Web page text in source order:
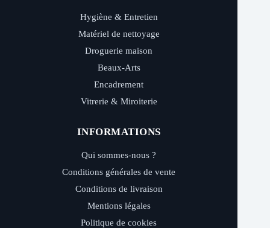
Hygiène & Entretien
Matériel de nettoyage
Droguerie maison
Beaux-Arts
Encadrement
Vitrerie & Miroiterie
INFORMATIONS
Qui sommes-nous ?
Conditions générales de vente
Conditions de livraison
Mentions légales
Politique de cookies